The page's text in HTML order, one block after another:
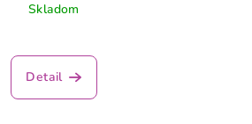
Skladom
Detail